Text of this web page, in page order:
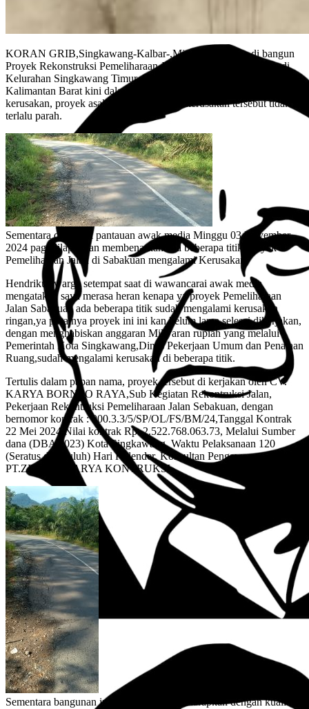
KORAN GRIB,Singkawang-Kalbar-,Miris belum lama di bangun
Proyek Rekonstruksi Pemeliharaan Jalan di Sabakuan tepatnya di
Kelurahan Singkawang Timur, Kota Singkawang, Provinsi
Kalimantan Barat kini dalam kondisi dibeberapa titik mengalami
kerusakan, proyek asal jadi ini walaupun kerusakan tersebut tidak
terlalu parah.
Sementara dari hasil pantauan awak media Minggu 03 November
2024 pagi dilapangan membenarkan ada beberapa titik Proyek
Pemeliharaan Jalan di Sabakuan mengalami Kerusakan.
Hendrikus warga setempat saat di wawancarai awak media
mengatakan saya merasa heran kenapa ya proyek Pemeliharaan
Jalan Sabakuan ada beberapa titik sudah mengalami kerusakan
ringan,ya pasalnya proyek ini ini kan belum lama selesai dikerjakan,
dengan menghabiskan anggaran Miliyaran rupiah yang melalui
Pemerintah Kota Singkawang,Dinas Pekerjaan Umum dan Penataan
Ruang,sudah mengalami kerusakan di beberapa titik.
Tertulis dalam papan nama, proyek tersebut di kerjakan oleh CV.
KARYA BORNEO RAYA,Sub Kegiatan Rekontruksi Jalan,
Pekerjaan Rekontruksi Pemeliharaan Jalan Sebakuan, dengan
bernomor kontrak : 000.3.3/5/SP/OL/FS/BM/24,Tanggal Kontrak
22 Mei 2024,Nilai kontrak Rp. 2.522.768.063.73, Melalui Sumber
dana (DBA 2023) Kota Singkawang, Waktu Pelaksanaan 120
(Seratus dua puluh) Hari Kalender, Konsultan Pengawas
PT.ZENITH KARYA KONTRUKSI.
Sementara bangunan infrastruktur yang diharapkan dengan kualitas